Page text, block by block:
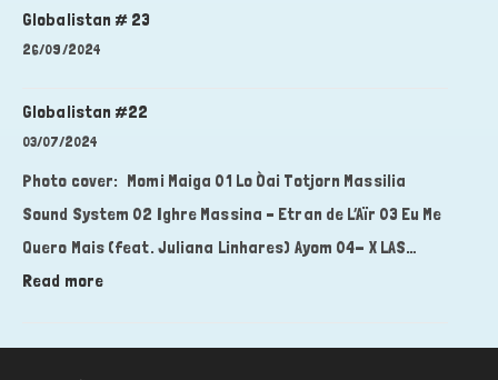
Globalistan # 23
26/09/2024
Globalistan #22
03/07/2024
Photo cover: Momi Maiga 01 Lo Òai Totjorn Massilia
Sound System 02 Ighre Massina – Etran de L’Aïr 03 Eu Me
Quero Mais (feat. Juliana Linhares) Ayom 04- X LAS…
Read more: